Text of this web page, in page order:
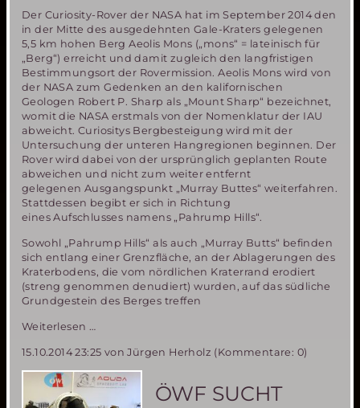
Der Curiosity-Rover der NASA hat im September 2014 den
in der Mitte des ausgedehnten Gale-Kraters gelegenen
5,5 km hohen Berg Aeolis Mons („mons“ = lateinisch für
„Berg“) erreicht und damit zugleich den langfristigen
Bestimmungsort der Rovermission. Aeolis Mons wird von
der NASA zum Gedenken an den kalifornischen
Geologen Robert P. Sharp als „Mount Sharp“ bezeichnet,
womit die NASA erstmals von der Nomenklatur der IAU
abweicht. Curiositys Bergbesteigung wird mit der
Untersuchung der unteren Hangregionen beginnen. Der
Rover wird dabei von der ursprünglich geplanten Route
abweichen und nicht zum weiter entfernt
gelegenen Ausgangspunkt „Murray Buttes“ weiterfahren.
Stattdessen begibt er sich in Richtung
eines Aufschlusses namens „Pahrump Hills“.
Sowohl „Pahrump Hills“ als auch „Murray Butts“ befinden
sich entlang einer Grenzfläche, an der Ablagerungen des
Kraterbodens, die vom nördlichen Kraterrand erodiert
(streng genommen denudiert) wurden, auf das südliche
Grundgestein des Berges treffen
Weiterlesen …
dem
Mars
15.10.2014 23:25 von Jürgen Herholz (Kommentare: 0)
ÖWF SUCHT